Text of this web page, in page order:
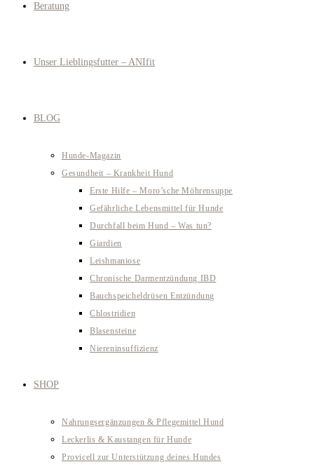
Beratung
Unser Lieblingsfutter – ANIfit
BLOG
Hunde-Magazin
Gesundheit – Krankheit Hund
Erste Hilfe – Moro’sche Möhrensuppe
Gefährliche Lebensmittel für Hunde
Durchfall beim Hund – Was tun?
Giardien
Leishmaniose
Chronische Darmentzündung IBD
Bauchspeicheldrüsen Entzündung
Chlostridien
Blasensteine
Niereninsuffizienz
SHOP
Nahrungsergänzungen & Pflegemittel Hund
Leckerlis & Kaustangen für Hunde
Provicell zur Unterstützung deines Hundes